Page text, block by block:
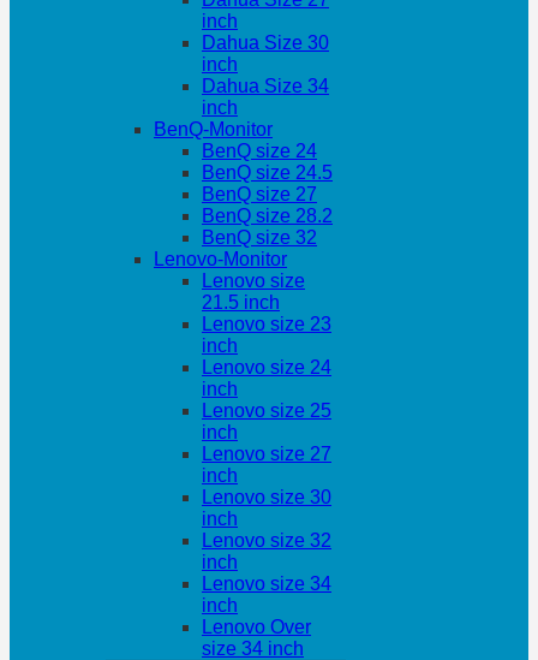
inch
Dahua Size 30
inch
Dahua Size 34
inch
BenQ-Monitor
BenQ size 24
BenQ size 24.5
BenQ size 27
BenQ size 28.2
BenQ size 32
Lenovo-Monitor
Lenovo size
21.5 inch
Lenovo size 23
inch
Lenovo size 24
inch
Lenovo size 25
inch
Lenovo size 27
inch
Lenovo size 30
inch
Lenovo size 32
inch
Lenovo size 34
inch
Lenovo Over
size 34 inch